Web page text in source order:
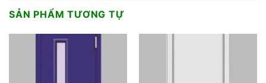
SẢN PHẨM TƯƠNG TỰ